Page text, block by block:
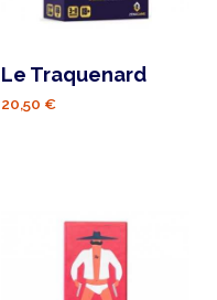
Le Traquenard
20,50 €